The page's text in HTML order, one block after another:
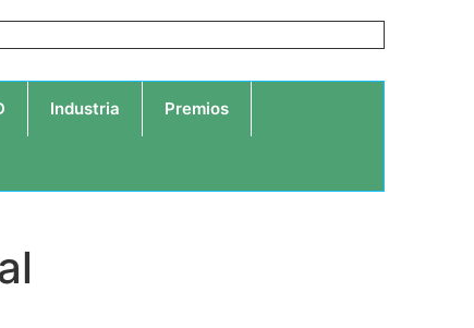
Industria Premios